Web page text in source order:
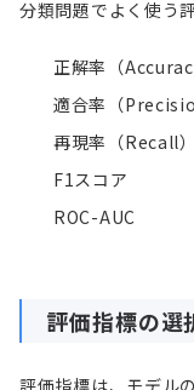
分類問題でよく使う
正解率（
適合率（
再現率（Recall）
F1スコア
ROC-AUC
評価指標の選